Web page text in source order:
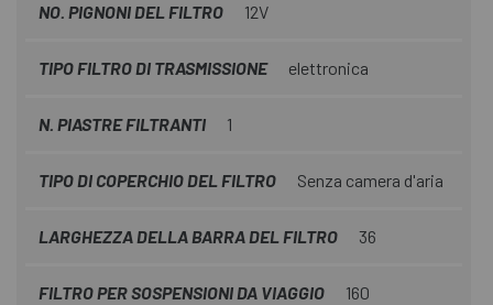
NO. PIGNONI DEL FILTRO 12V
TIPO FILTRO DI TRASMISSIONE elettronica
N. PIASTRE FILTRANTI 1
TIPO DI COPERCHIO DEL FILTRO Senza camera d'aria
LARGHEZZA DELLA BARRA DEL FILTRO 36
FILTRO PER SOSPENSIONI DA VIAGGIO 160